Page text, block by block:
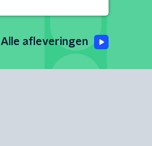
Alle afleveringen